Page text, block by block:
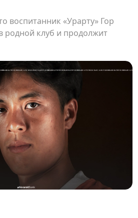
воспитанник «Урарту» Гор
родной клуб и продолжит